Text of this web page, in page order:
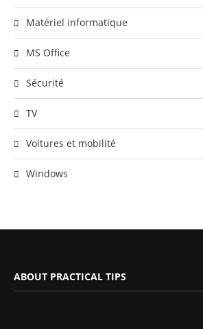
Matériel informatique
MS Office
Sécurité
TV
Voitures et mobilité
Windows
ABOUT PRACTICAL TIPS